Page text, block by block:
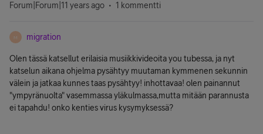
Forum|Forum|11 years ago 1 kommentti
M migration
Olen tässä katsellut erilaisia musiikkivideoita you tubessa, ja nyt
katselun aikana ohjelma pysähtyy muutaman kymmenen sekunnin
välein ja jatkaa kunnes taas pysähtyy! inhottavaa! olen painannut
"ympyränuolta" vasemmassa yläkulmassa,mutta mitään parannusta
ei tapahdu! onko kenties virus kysymyksessä?